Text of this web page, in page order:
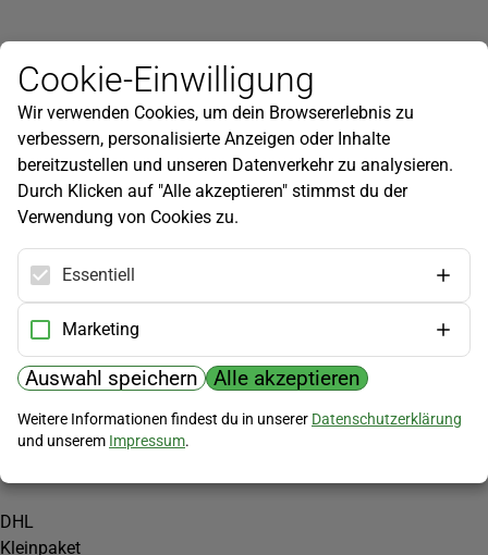
Newsletter
Infos zu neuen Produkten, Gartentipps und mehr findest du in
unserem Newsletter!
Jetzt anmelden
Hilfe
Kundenservice
Widerrufsbelehrung
Versandkosten
Zahlungsmöglichkeiten
PayPal
Vorkasse
Versand
DHL
Kleinpaket
Cookie-Einwilligung
Wir verwenden Cookies, um dein Browsererlebnis zu
verbessern, personalisierte Anzeigen oder Inhalte
bereitzustellen und unseren Datenverkehr zu analysieren.
Durch Klicken auf "Alle akzeptieren" stimmst du der
Verwendung von Cookies zu.
Essentiell
Marketing
Auswahl speichern Alle akzeptieren
Weitere Informationen findest du in unserer Datenschutzerklärung
und unserem Impressum.